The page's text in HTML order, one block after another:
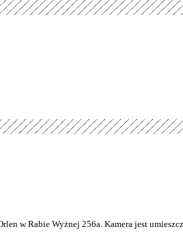
w Rabie Wyżnej 256a. Kamera jest